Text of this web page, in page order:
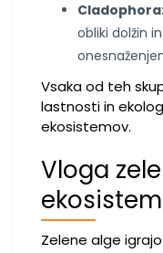
obliki dolžin
Vsaka od teh
lastnosti in
ekosistemov.
Vloga
Zelene alge